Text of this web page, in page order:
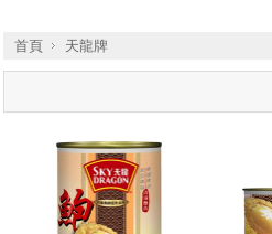
首頁 天龍牌